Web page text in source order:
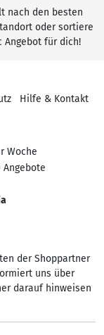
nach den besten
oder sortiere
Angebot für dich!
Hilfe & Kontakt
Woche
Angebote
der Shoppartner
uns über
darauf hinweisen